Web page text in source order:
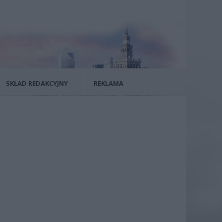
SKŁAD REDAKCYJNY REKLAMA